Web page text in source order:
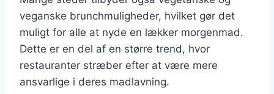
veganske brunchmuligheder, hvilket gør det
muligt for alle at nyde en lækker morgenmad.
Dette er en del af en større trend, hvor
restauranter stræber efter at være mere
ansvarlige i deres madlavning.